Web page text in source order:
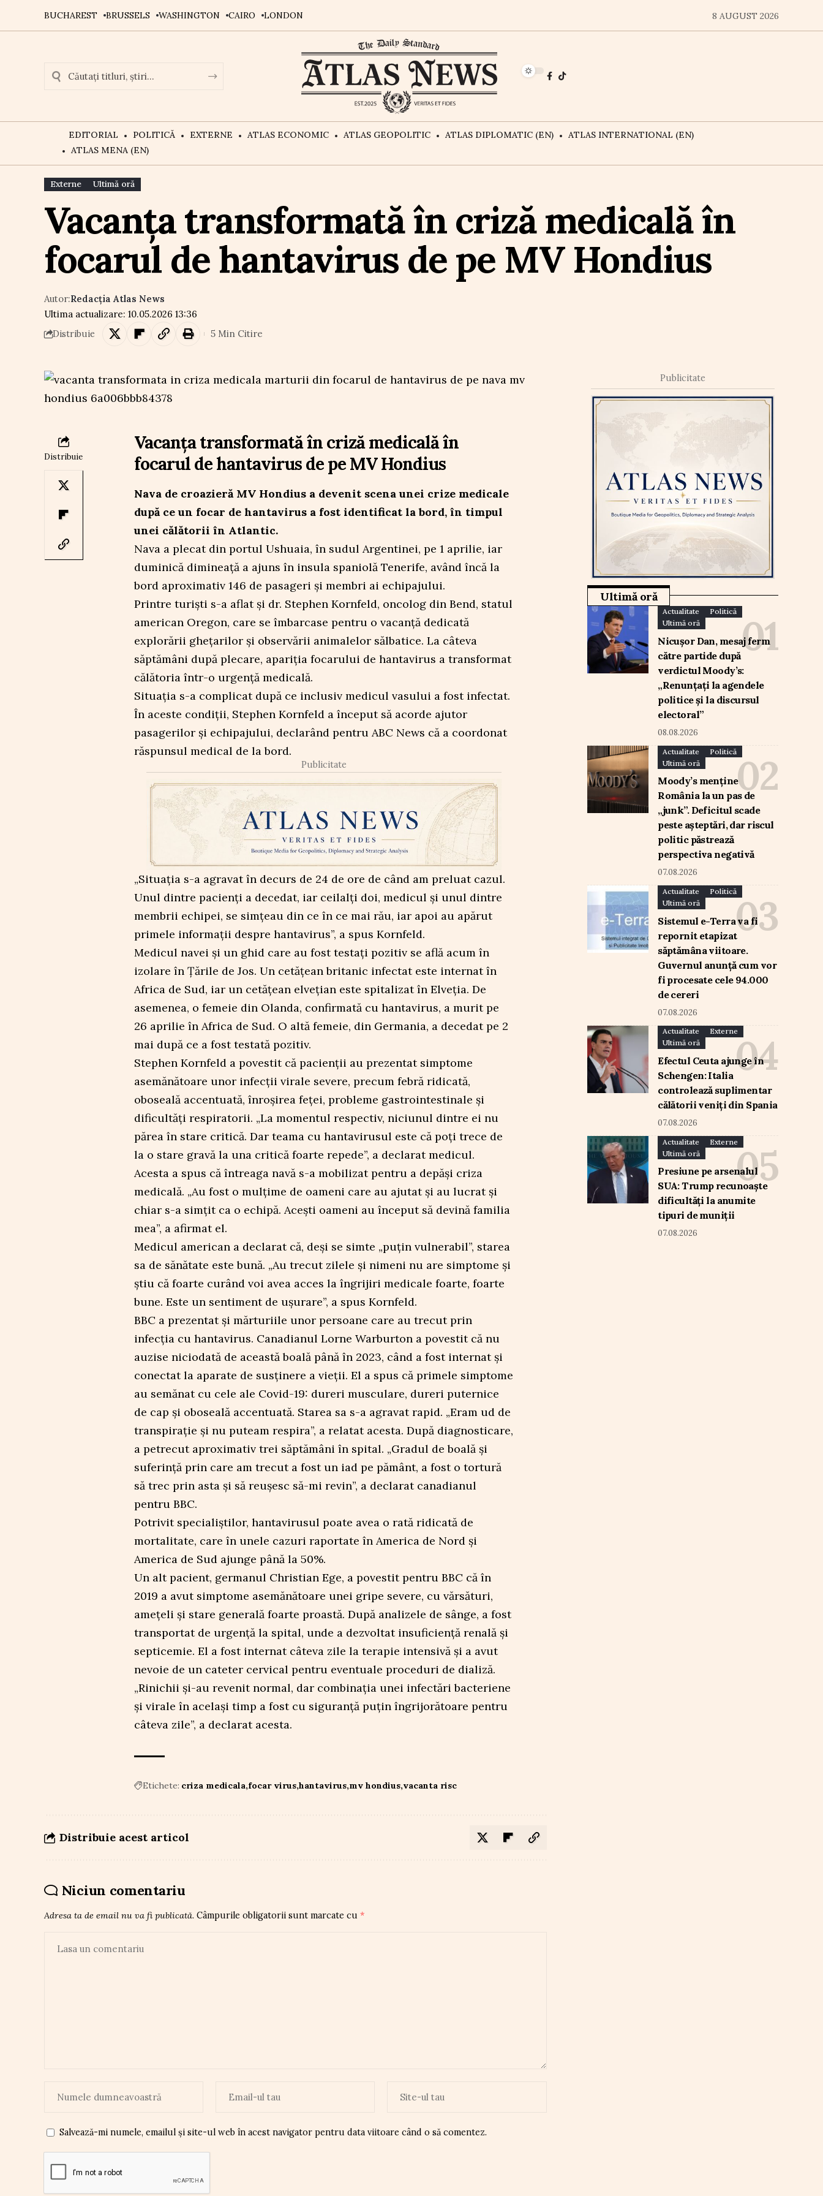
BUCHAREST BRUSSELS WASHINGTON CAIRO LONDON 8 AUGUST 2026
EDITORIAL POLITICĂ EXTERNE ATLAS ECONOMIC ATLAS GEOPOLITIC ATLAS DIPLOMATIC (EN)
ATLAS INTERNATIONAL (EN)
ATLAS MENA (EN)
Externe Ultimă oră
Vacanța transformată în criză medicală în
focarul de hantavirus de pe MV Hondius
Ultima actualizare: 10.05.2026 13:36
Autor:Redacția Atlas News
Distribuie 5 Min Citire
Distribuie
Vacanța transformată în criză medicală în
focarul de hantavirus de pe MV Hondius
Nava de croazieră MV Hondius a devenit scena unei crize medicale
după ce un focar de hantavirus a fost identificat la bord, în timpul
unei călătorii în Atlantic.
Nava a plecat din portul Ushuaia, în sudul Argentinei, pe 1 aprilie, iar
duminică dimineață a ajuns în insula spaniolă Tenerife, având încă la
bord aproximativ 146 de pasageri și membri ai echipajului.
Printre turiști s-a aflat și dr. Stephen Kornfeld, oncolog din Bend, statul
american Oregon, care se îmbarcase pentru o vacanță dedicată
explorării ghețarilor și observării animalelor sălbatice. La câteva
săptămâni după plecare, apariția focarului de hantavirus a transformat
călătoria într-o urgență medicală.
Situația s-a complicat după ce inclusiv medicul vasului a fost infectat.
În aceste condiții, Stephen Kornfeld a început să acorde ajutor
pasagerilor și echipajului, declarând pentru ABC News că a coordonat
răspunsul medical de la bord.
Publicitate
„Situația s-a agravat în decurs de 24 de ore de când am preluat cazul.
Unul dintre pacienți a decedat, iar ceilalți doi, medicul și unul dintre
membrii echipei, se simțeau din ce în ce mai rău, iar apoi au apărut
primele informații despre hantavirus”, a spus Kornfeld.
Medicul navei și un ghid care au fost testați pozitiv se află acum în
izolare în Țările de Jos. Un cetățean britanic infectat este internat în
Africa de Sud, iar un cetățean elvețian este spitalizat în Elveția. De
asemenea, o femeie din Olanda, confirmată cu hantavirus, a murit pe
26 aprilie în Africa de Sud. O altă femeie, din Germania, a decedat pe 2
mai după ce a fost testată pozitiv.
Stephen Kornfeld a povestit că pacienții au prezentat simptome
asemănătoare unor infecții virale severe, precum febră ridicată,
oboseală accentuată, înroșirea feței, probleme gastrointestinale și
dificultăți respiratorii. „La momentul respectiv, niciunul dintre ei nu
părea în stare critică. Dar teama cu hantavirusul este că poți trece de
la o stare gravă la una critică foarte repede”, a declarat medicul.
Acesta a spus că întreaga navă s-a mobilizat pentru a depăși criza
medicală. „Au fost o mulțime de oameni care au ajutat și au lucrat și
chiar s-a simțit ca o echipă. Acești oameni au început să devină familia
mea”, a afirmat el.
Medicul american a declarat că, deși se simte „puțin vulnerabil”, starea
sa de sănătate este bună. „Au trecut zilele și nimeni nu are simptome și
știu că foarte curând voi avea acces la îngrijiri medicale foarte, foarte
bune. Este un sentiment de ușurare”, a spus Kornfeld.
BBC a prezentat și mărturiile unor persoane care au trecut prin
infecția cu hantavirus. Canadianul Lorne Warburton a povestit că nu
auzise niciodată de această boală până în 2023, când a fost internat și
conectat la aparate de susținere a vieții. El a spus că primele simptome
au semănat cu cele ale Covid-19: dureri musculare, dureri puternice
de cap și oboseală accentuată. Starea sa s-a agravat rapid. „Eram ud de
transpirație și nu puteam respira”, a relatat acesta. După diagnosticare,
a petrecut aproximativ trei săptămâni în spital. „Gradul de boală și
suferință prin care am trecut a fost un iad pe pământ, a fost o tortură
să trec prin asta și să reușesc să-mi revin”, a declarat canadianul
pentru BBC.
Potrivit specialiștilor, hantavirusul poate avea o rată ridicată de
mortalitate, care în unele cazuri raportate în America de Nord și
America de Sud ajunge până la 50%.
Un alt pacient, germanul Christian Ege, a povestit pentru BBC că în
2019 a avut simptome asemănătoare unei gripe severe, cu vărsături,
amețeli și stare generală foarte proastă. După analizele de sânge, a fost
transportat de urgență la spital, unde a dezvoltat insuficiență renală și
septicemie. El a fost internat câteva zile la terapie intensivă și a avut
nevoie de un cateter cervical pentru eventuale proceduri de dializă.
„Rinichii și-au revenit normal, dar combinația unei infectări bacteriene
și virale în același timp a fost cu siguranță puțin îngrijorătoare pentru
câteva zile”, a declarat acesta.
Etichete: criza medicala focar virus hantavirus mv hondius vacanta risc
Distribuie acest articol
Niciun comentariu
Adresa ta de email nu va fi publicată. Câmpurile obligatorii sunt marcate cu *
Salvează-mi numele, emailul și site-ul web în acest navigator pentru data viitoare când o să comentez.
Publicitate
Ultimă oră
Actualitate
Politică
Ultimă oră
Nicușor Dan, mesaj ferm
către partide după
verdictul Moody’s:
„Renunțați la agendele
politice și la discursul
electoral”
08.08.2026
Actualitate
Politică
Ultimă oră
Moody’s menține
România la un pas de
„junk”. Deficitul scade
peste așteptări, dar riscul
politic păstrează
perspectiva negativă
07.08.2026
Actualitate
Politică
Ultimă oră
Sistemul e-Terra va fi
repornit etapizat
săptămâna viitoare.
Guvernul anunță cum vor
fi procesate cele 94.000
de cereri
07.08.2026
Actualitate
Externe
Ultimă oră
Efectul Ceuta ajunge în
Schengen: Italia
controlează suplimentar
călătorii veniți din Spania
07.08.2026
Actualitate
Externe
Ultimă oră
Presiune pe arsenalul
SUA: Trump recunoaște
dificultăți la anumite
tipuri de muniții
07.08.2026